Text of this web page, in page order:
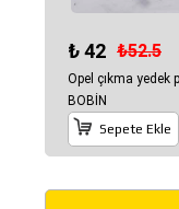
₺ 42 ₺52.5
Opel çıkma yedek
BOBİN
Sepete Ekle